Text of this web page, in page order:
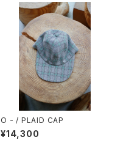
O - / PLAID CAP
¥14,300